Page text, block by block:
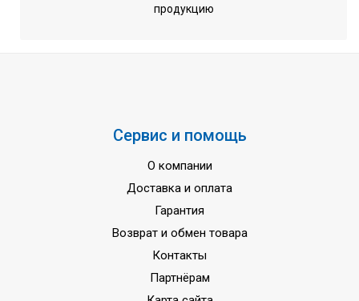
продукцию
Сервис и помощь
О компании
Доставка и оплата
Гарантия
Возврат и обмен товара
Контакты
Партнёрам